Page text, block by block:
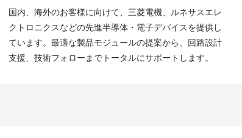
国内、海外のお客様に向けて、三菱電機、ルネサスエレ
クトロニクスなどの先進半導体・電子デバイスを提供し
ています。最適な製品モジュールの提案から、回路設計
支援、技術フォローまでトータルにサポートします。